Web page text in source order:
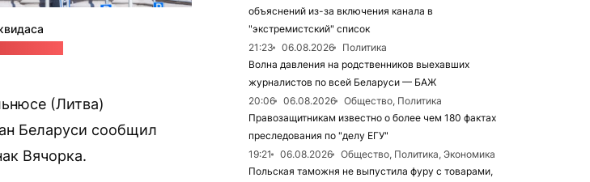
(Литва)
Беларуси сообщил
Вячорка.
объяснений из-за включения канала в
"экстремистский" список
21:23
06.08.2026
Политика
Волна давления на родственников выехавших
журналистов по всей Беларуси — БАЖ
20:06
06.08.2026
Общество, Политика
Правозащитникам известно о более чем 180 фактах
преследования по "делу ЕГУ"
19:21
06.08.2026
Общество, Политика, Экономика
Польская таможня не выпустила фуру с товарами,